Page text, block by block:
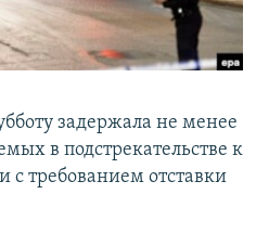
задержала не менее
в подстрекательстве к
с требованием отставки